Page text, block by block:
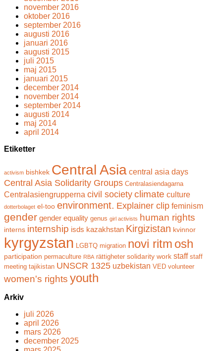
november 2016
oktober 2016
september 2016
augusti 2016
januari 2016
augusti 2015
juli 2015
maj 2015
januari 2015
december 2014
november 2014
september 2014
augusti 2014
maj 2014
april 2014
Etiketter
activism bishkek Central Asia central asia days
Central Asia Solidarity Groups Centralasiendagarna
Centralasiengrupperna civil society climate culture
dotterbolaget el-too environment. Explainer clip feminism
gender gender equality genus girl activists human rights
interns internship isds kazakhstan Kirgizistan kvinnor
kyrgyzstan LGBTQ migration novi ritm osh
participation permaculture RBA rättigheter solidarity work staff staff
meeting tajikistan UNSCR 1325 uzbekistan VED volunteer
women's rights youth
Arkiv
juli 2026
april 2026
mars 2026
december 2025